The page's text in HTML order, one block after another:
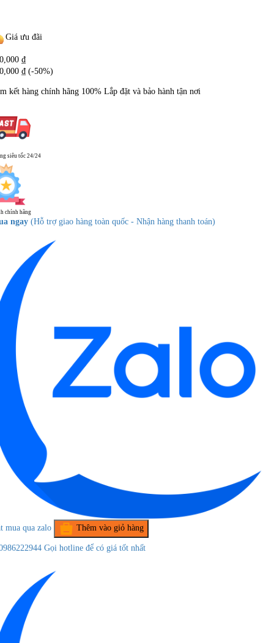
Giá ưu đãi
₫
₫ (-50%)
kết hàng chính hãng 100% Lắp đặt và bảo hành tận nơi
siêu tốc 24/24
chính hãng
ngay (Hỗ trợ giao hàng toàn quốc - Nhận hàng thanh toán)
mua qua zalo Thêm vào giỏ hàng
Gọi hotline để có giá tốt nhất